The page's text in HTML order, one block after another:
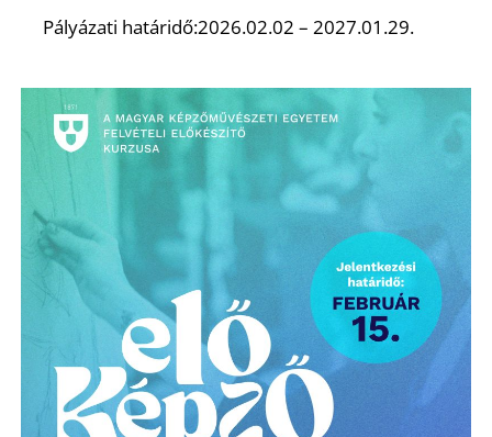
Pályázati határidő:2026.02.02 – 2027.01.29.